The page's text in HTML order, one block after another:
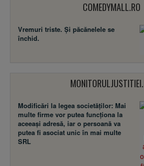
COMEDYMALL.RO
Vremuri triste. Şi păcănelele se
închid.
Modificări la legea societăţilor: Mai
multe firme vor putea funcţiona la
aceeaşi adresă, iar o persoană va
putea fi asociat unic în mai multe
SRL